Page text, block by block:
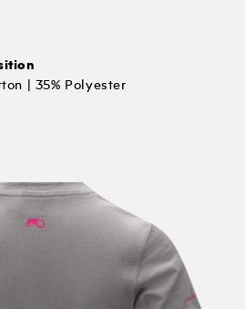
| 35% Polyester